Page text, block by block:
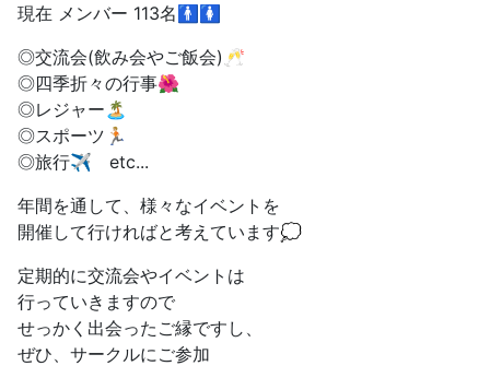
現在 メンバー 113名🚹🚺
◎交流会(飲み会やご飯会)🥂
◎四季折々の行事🌺
◎レジャー🏝
◎スポーツ🏃🏼‪
◎旅行✈️ etc...
年間を通して、様々なイベントを
開催して行ければと考えています💭
定期的に交流会やイベントは
行っていきますので
せっかく出会ったご縁ですし、
ぜひ、サークルにご参加